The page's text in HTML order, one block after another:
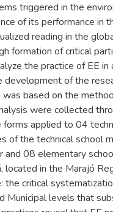
triggered in the
of its performance in
reading in the
formation of critical
the practice of EE in
development of the
based on the
were collected
applied to 04
of the technical school
and 08 elementary
located in the Marajó
critical
Municipal levels that